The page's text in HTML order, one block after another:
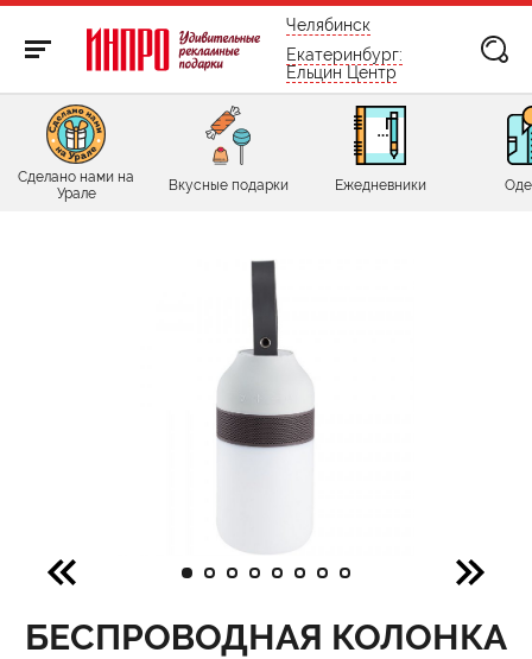
бесплатно по России
Челябинск
Екатеринбург:
Ельцин Центр
Сделано нами на
Урале
Вкусные подарки Ежедневники
БЕСПРОВОДНАЯ КОЛОНКА